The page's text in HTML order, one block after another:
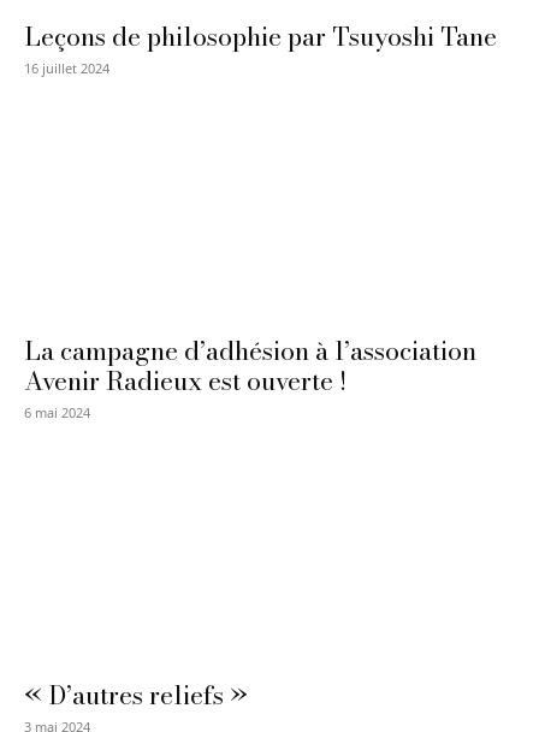
Leçons de philosophie par Tsuyoshi Tane
16 juillet 2024
La campagne d’adhésion à l’association
Avenir Radieux est ouverte !
6 mai 2024
« D’autres reliefs »
3 mai 2024